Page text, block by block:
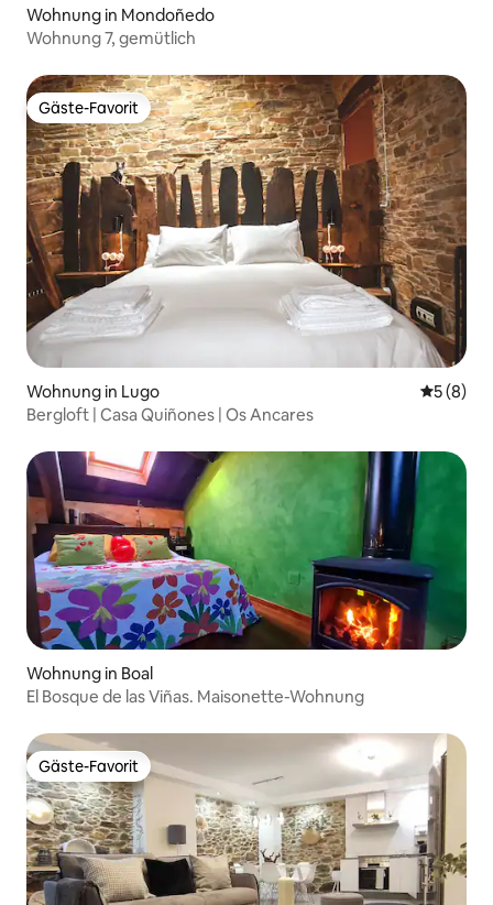
Wohnung in Mondoñedo
Wohnung 7, gemütlich
Gäste-Favorit
Gäste-Favorit
Wohnung in Lugo
5 (8)
Bergloft | Casa Quiñones | Os Ancares
Wohnung in Boal
El Bosque de las Viñas. Maisonette-Wohnung
Gäste-Favorit
Gäste-Favorit